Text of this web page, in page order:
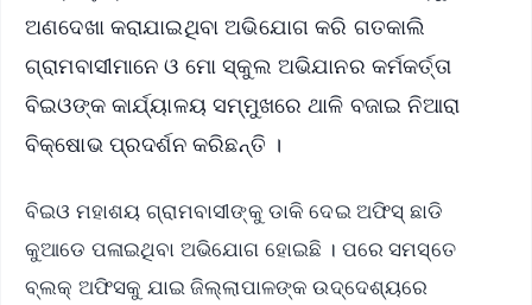
ଅଣଦେଖା କରାଯାଇଥିବା ଅଭିଯୋଗ କରି ଗତକାଲି
ଗ୍ରାମବାସୀମାନେ ଓ ମୋ ସ୍କୁଲ ଅଭିଯାନର କର୍ମକର୍ତ୍ତା
ବିଇଓଙ୍କ କାର୍ଯ୍ୟାଳୟ ସମ୍ମୁଖରେ ଥାଳି ବଜାଇ ନିଆରା
ବିକ୍ଷୋଭ ପ୍ରଦର୍ଶନ କରିଛନ୍ତି ।
ବିଇଓ ମହାଶୟ ଗ୍ରାମବାସୀଙ୍କୁ ଡାକି ଦେଇ ଅଫିସ୍ ଛାଡି
କୁଆଡେ ପଳାଇଥିବା ଅଭିଯୋଗ ହୋଇଛି । ପରେ ସମସ୍ତେ
ବ୍ଲକ୍ ଅଫିସକୁ ଯାଇ ଜିଲ୍ଲାପାଳଙ୍କ ଉଦ୍ଦେଶ୍ୟରେ